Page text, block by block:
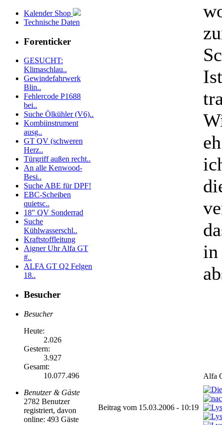
Kalender Shop
Technische Daten
Forenticker
GESUCHT:
Klimaschlau..
Gewindefahrwerk
Blin..
Fehlercode P1688
bei..
Suche Ölkühler (V6)..
Kombiinstrument
ausg..
GT QV (schweren
Herz..
Türgriff außen recht..
An alle Kenwood-
Besi..
Suche ABE für DPF!
EBC-Scheiben
quietsc..
18" QV Sonderrad
Suche
Kühlwasserschl..
Kraftstoffleitung
Aigner Uhr Alfa GT
#..
ALFA GT Q2 Felgen
18..
Besucher
Besucher
Heute:
2.026
Gestern:
3.927
Gesamt:
10.077.496
Benutzer & Gäste
2782 Benutzer
registriert, davon
online: 493 Gäste
in
Alfa
Beitrag vom 15.03.2006 - 10:19